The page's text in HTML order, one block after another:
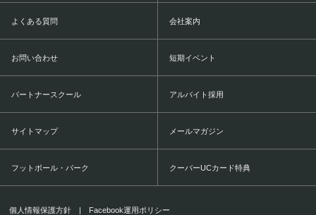
よくある質問 会社案内
お問い合わせ 短期イベント
パートナースクール アルバイト採用
サイトマップ メールマガジン
フットボール・パーク クーバーUCカード特典
個人情報保護方針 Facebook運用ポリシー